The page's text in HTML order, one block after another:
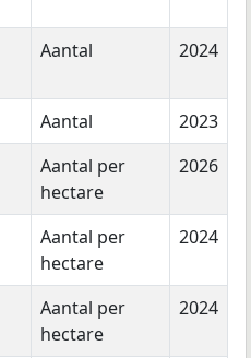
Aantal 2024
Aantal
2023
Aantal per
hectare
2026
Aantal per
hectare
2024
Aantal per
hectare
2024